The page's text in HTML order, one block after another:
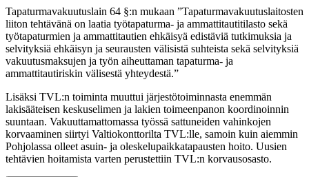
Tapaturmavakuutuslain 64 §:n mukaan ”Tapaturmavakuutuslaitosten
liiton tehtävänä on laatia työtapaturma- ja ammattitautitilasto sekä
työtapaturmien ja ammattitautien ehkäisyä edistäviä tutkimuksia ja
selvityksiä ehkäisyn ja seurausten välisistä suhteista sekä selvityksiä
vakuutusmaksujen ja työn aiheuttaman tapaturma- ja
ammattitautiriskin välisestä yhteydestä.”
Lisäksi TVL:n toiminta muuttui järjestötoiminnasta enemmän
lakisääteisen keskuselimen ja lakien toimeenpanon koordinoinnin
suuntaan. Vakuuttamattomassa työssä sattuneiden vahinkojen
korvaaminen siirtyi Valtiokonttorilta TVL:lle, samoin kuin aiemmin
Pohjolassa olleet asuin- ja oleskelupaikkatapausten hoito. Uusien
tehtävien hoitamista varten perustettiin TVL:n korvausosasto.